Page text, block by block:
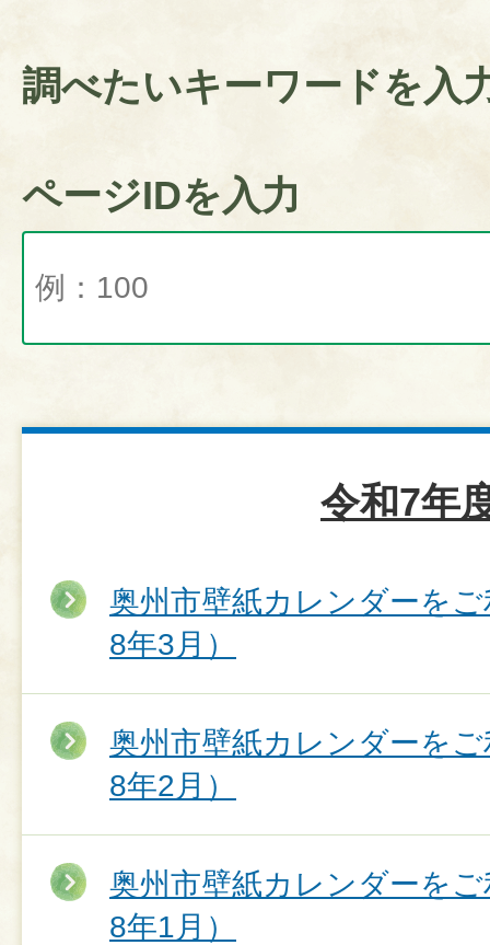
調べたいキーワードを入
ページIDを入力
令和7年
奥州市壁紙カレンダーを
8年3月）
奥州市壁紙カレンダーを
8年2月）
奥州市壁紙カレンダーを
8年1月）